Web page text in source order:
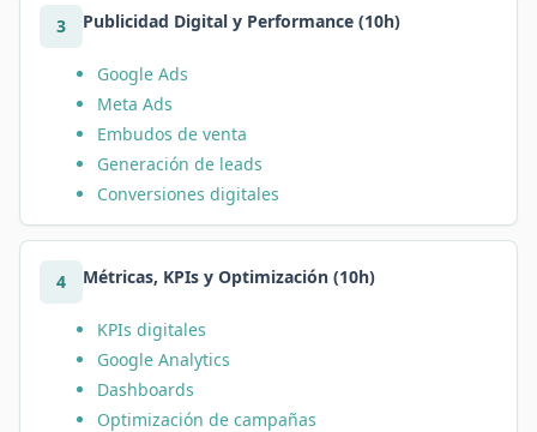
3 Publicidad Digital y Performance (10h)
Google Ads
Meta Ads
Embudos de venta
Generación de leads
Conversiones digitales
4 Métricas, KPIs y Optimización (10h)
KPIs digitales
Google Analytics
Dashboards
Optimización de campañas